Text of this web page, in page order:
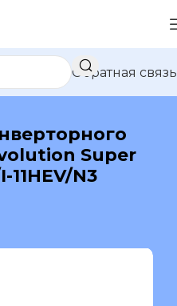
Обратная связь
Super
11HEV/N3